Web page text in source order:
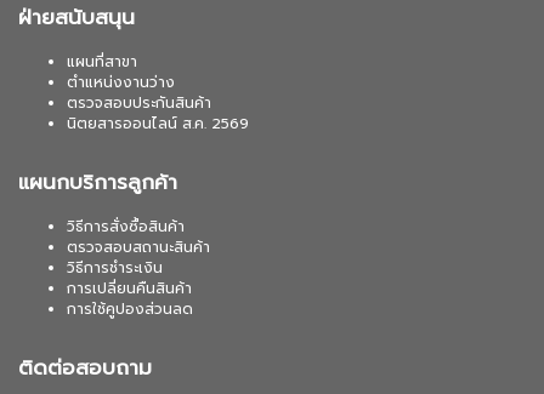
ฝ่ายสนับสนุน
แผนที่สาขา
ตำแหน่งงานว่าง
ตรวจสอบประกันสินค้า
นิตยสารออนไลน์ ส.ค. 2569
แผนกบริการลูกค้า
วิธีการสั่งซื้อสินค้า
ตรวจสอบสถานะสินค้า
วิธีการชำระเงิน
การเปลี่ยนคืนสินค้า
การใช้คูปองส่วนลด
ติดต่อสอบถาม